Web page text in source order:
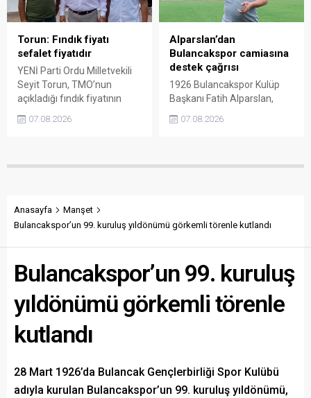
gündeme getiren Sarı,
Giresun milletvekillerini açık
ve net bir cevap vermeye
çağırdı.
koruduğunu savundu.
Torun: Fındık fiyatı
sefalet fiyatıdır
YENİ Parti Ordu Milletvekili
Seyit Torun, TMO’nun
açıkladığı fındık fiyatının
karşılamadığını söyledi.
“Üreticinin alın terini yabancı
07.08.2026
Alparslan’dan
Bulancakspor camiasına
destek çağrısı
1926 Bulancakspor Kulüp
Başkanı Fatih Alparslan,
tesisleşmeden kurumsal
attıklarını belirterek iş
olmaya çağırdı.
07.08.2026
Anasayfa
Manşet
Bulancakspor’un 99. kuruluş yıldönümü görkemli törenle kutlandı
Bulancakspor’un 99. kuruluş
yıldönümü görkemli törenle
kutlandı
28 Mart 1926’da Bulancak Gençlerbirliği Spor Kulübü
adıyla kurulan Bulancakspor’un 99. kuruluş yıldönümü,